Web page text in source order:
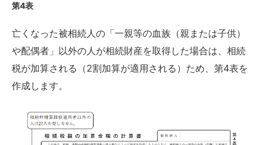
第4表
亡くなった被相続人の「一親等の血族（親または子供）
や配偶者」以外の人が相続財産を取得した場合は、相続
税が加算される（2割加算が適用される）ため、第4表を
作成します。